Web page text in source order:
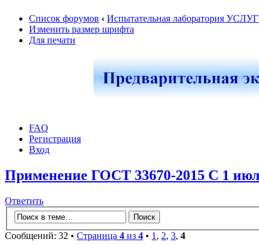
Список форумов ‹ Испытательная лаборатория
Изменить размер шрифта
Для печати
FAQ
Регистрация
Вход
Применение ГОСТ 33670-2015 С 1
Ответить
Сообщений: 32 • Страница 4 из 4 • 1 , 2, 3, 4